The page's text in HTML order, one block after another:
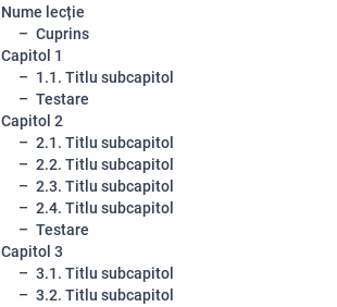
Nume lecție
Cuprins
Capitol 1
1.1. Titlu subcapitol
Testare
Capitol 2
2.1. Titlu subcapitol
2.2. Titlu subcapitol
2.3. Titlu subcapitol
2.4. Titlu subcapitol
Testare
Capitol 3
3.1. Titlu subcapitol
3.2. Titlu subcapitol